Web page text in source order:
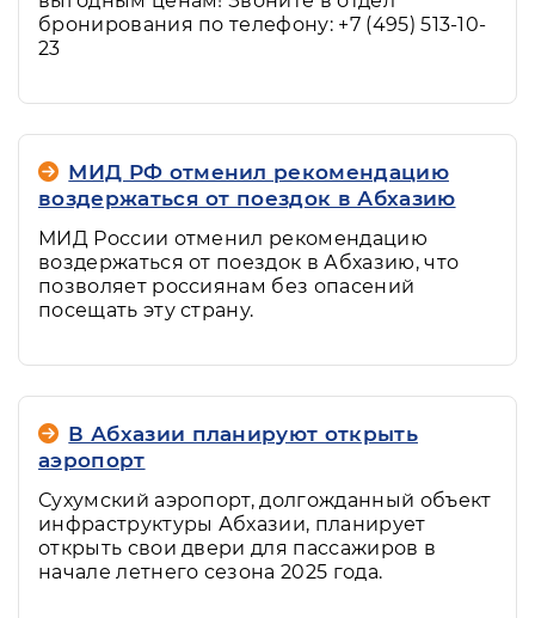
бронирования по телефону: +7 (495) 513-10-
23
МИД РФ отменил рекомендацию
воздержаться от поездок в Абхазию
МИД России отменил рекомендацию
воздержаться от поездок в Абхазию, что
позволяет россиянам без опасений
посещать эту страну.
В Абхазии планируют открыть
аэропорт
Сухумский аэропорт, долгожданный объект
инфраструктуры Абхазии, планирует
открыть свои двери для пассажиров в
начале летнего сезона 2025 года.